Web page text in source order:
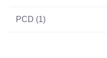
PCD (1)